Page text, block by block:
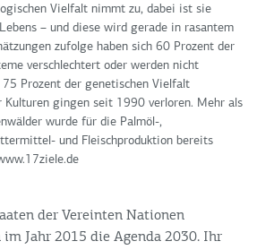
Vielfalt nimmt zu, dabei ist sie
– und diese wird gerade in rasantem
zufolge haben sich 60 Prozent der
verschlechtert oder werden nicht
Prozent der genetischen Vielfalt
Kulturen gingen seit 1990 verloren. Mehr als
wurde für die Palmöl-,
und Fleischproduktion bereits
der Vereinten Nationen
im Jahr 2015 die Agenda 2030. Ihr